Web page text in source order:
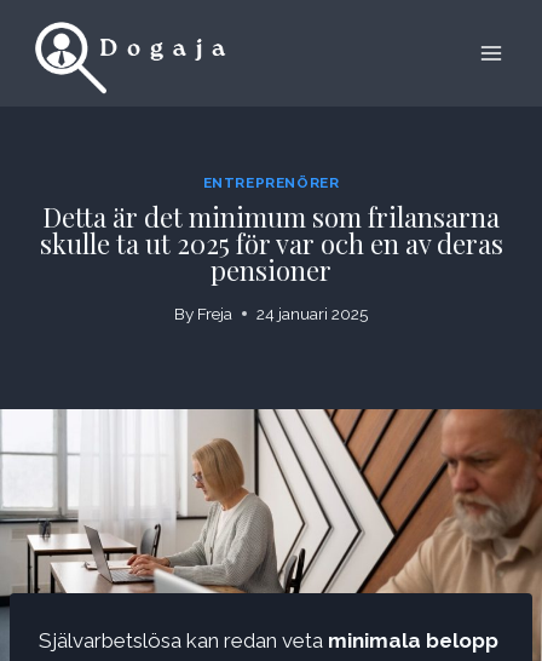
ENTREPRENÖRER
Detta är det minimum som frilansarna
skulle ta ut 2025 för var och en av deras
pensioner
By Freja 24 januari 2025
Självarbetslösa kan redan veta minimala belopp